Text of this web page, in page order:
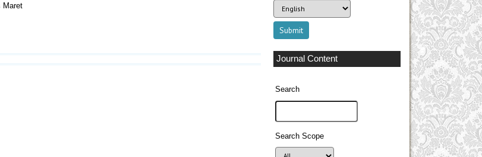
Journal Content
Search
Search Scope
Maret